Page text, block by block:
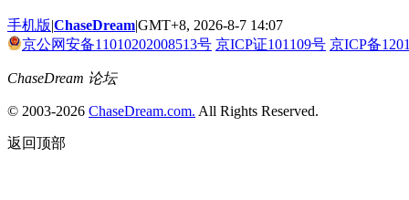
手机版|ChaseDream|GMT+8, 2026-8-7 14:07
京公网安备11010202008513号 京ICP证101109号 京ICP备
ChaseDream 论坛
© 2003-2026 ChaseDream.com. All Rights Reserved.
返回顶部